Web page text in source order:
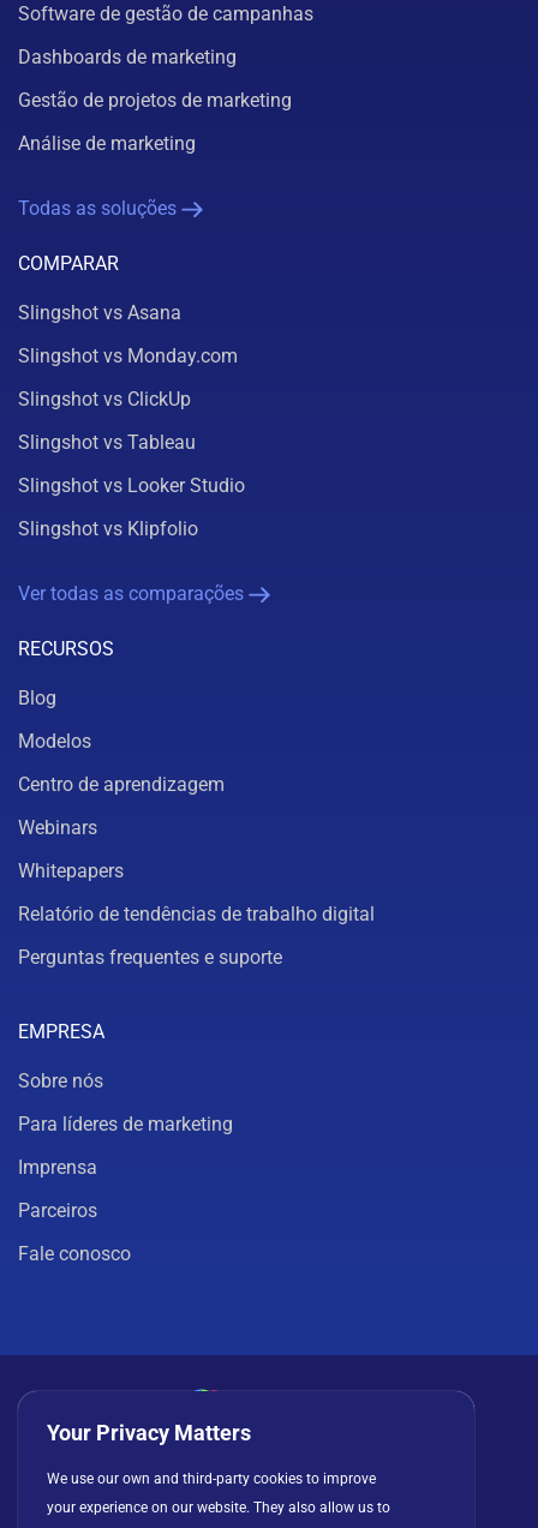
Software de gestão de campanhas
Dashboards de marketing
Gestão de projetos de marketing
Análise de marketing
Todas as soluções
COMPARAR
Slingshot vs Asana
Slingshot vs Monday.com
Slingshot vs ClickUp
Slingshot vs Tableau
Slingshot vs Looker Studio
Slingshot vs Klipfolio
Ver todas as comparações
RECURSOS
Blog
Modelos
Centro de aprendizagem
Webinars
Whitepapers
Relatório de tendências de trabalho digital
Perguntas frequentes e suporte
EMPRESA
Sobre nós
Para líderes de marketing
Imprensa
Parceiros
Fale conosco
Política de privacidade Cookies Termos de uso
Contrato de licença
Your Privacy Matters
We use our own and third-party cookies to improve
your experience on our website. They also allow us to